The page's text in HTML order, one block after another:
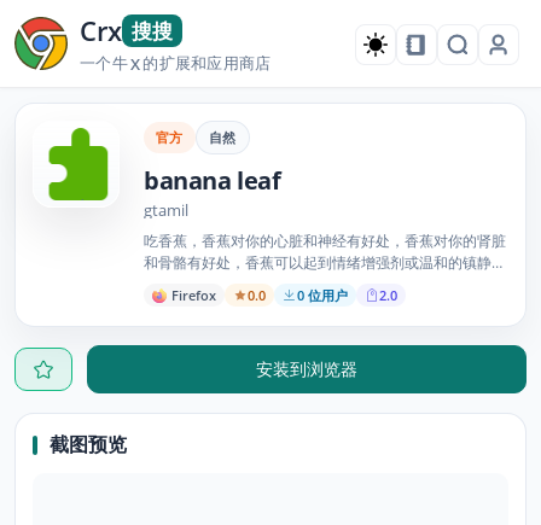
Crx 搜搜
一个牛X的扩展和应用商店
官方 自然
banana leaf
gtamil
吃香蕉，香蕉对你的心脏和神经有好处，香蕉对你的肾脏
和骨骼有好处，香蕉可以起到情绪增强剂或温和的镇静剂
的作用。不要吃垃圾食品，吃天然有机香蕉...
Firefox 0.0 0 位用户 2.0
安装到浏览器
截图预览